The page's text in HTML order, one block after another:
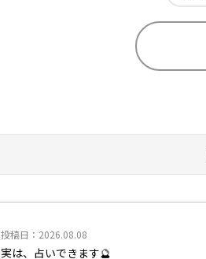
投稿日：2026.08.08
実は、占いできます🔮